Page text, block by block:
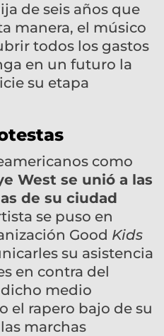
de seis años que
manera, el músico
todos los gastos
en un futuro la
su etapa
como
West se unió a las
de su ciudad
se puso en
Good Kids
su asistencia
en contra del
medio
el rapero bajo de su
marchas